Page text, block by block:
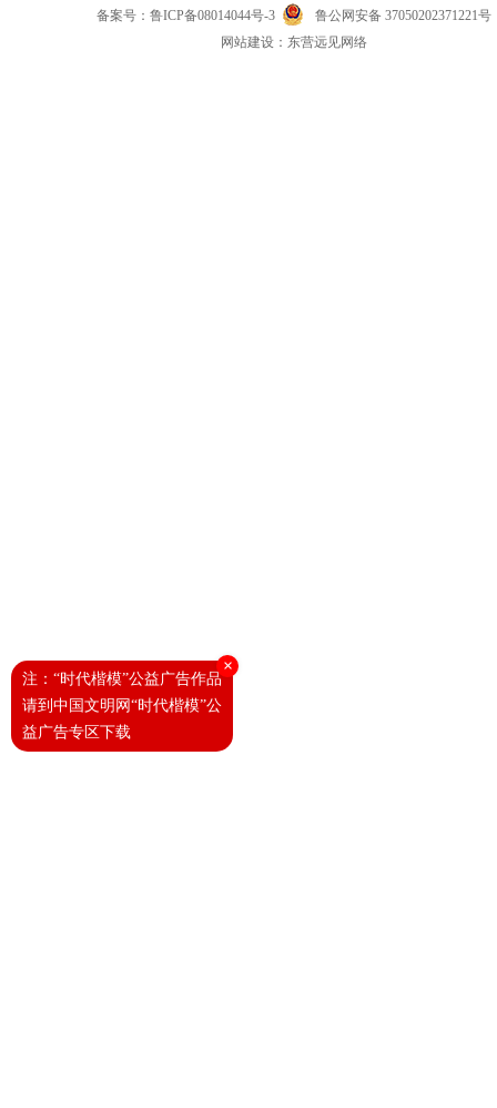
备案号： 鲁ICP备08014044号-3
鲁公网安备 37050202371221号
网站建设： 东营远见网络
×
注：“时代楷模”公益广告作品
请到中国文明网“时代楷模”公
益广告专区下载